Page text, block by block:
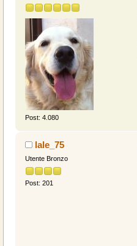
Post: 4.080
lale_75
Utente Bronzo
Post: 201